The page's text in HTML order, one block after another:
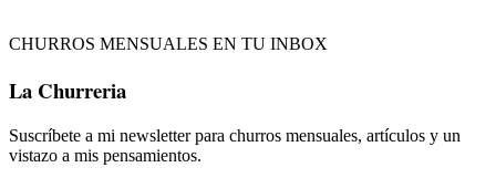
CHURROS MENSUALES EN TU INBOX
La Churreria
Suscríbete a mi newsletter para churros mensuales, artículos y un
vistazo a mis pensamientos.